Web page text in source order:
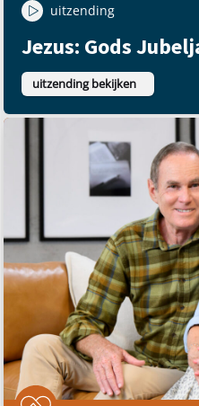
uitzending
Jezus: Gods
uitzending bekijken